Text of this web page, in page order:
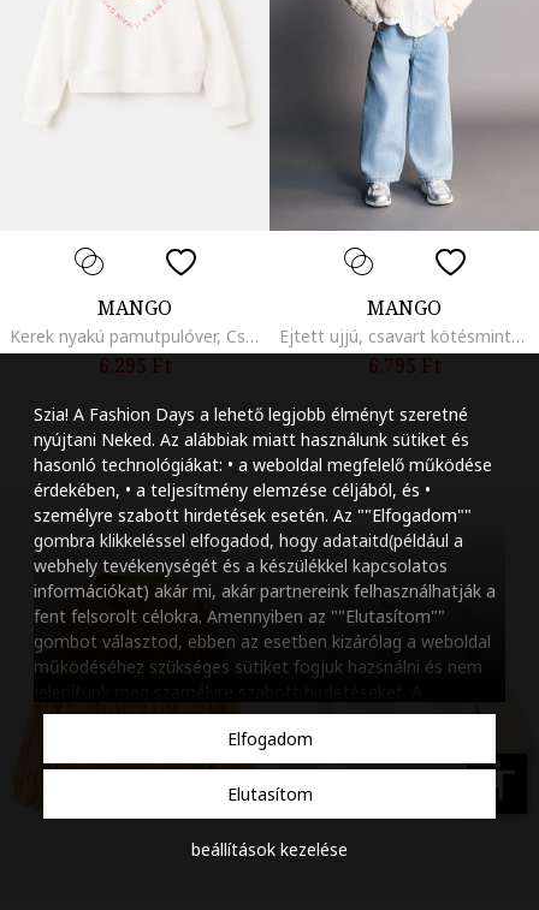
Szia! A Fashion Days a lehető legjobb élményt szeretné
nyújtani Neked. Az alábbiak miatt használunk sütiket és
hasonló technológiákat: • a weboldal megfelelő működése
érdekében, • a teljesítmény elemzése céljából, és •
személyre szabott hirdetések esetén. Az ""Elfogadom""
gombra klikkeléssel elfogadod, hogy adataitd(például a
webhely tevékenységét és a készülékkel kapcsolatos
információkat) akár mi, akár partnereink felhasználhatják a
fent felsorolt célokra. Amennyiben az ""Elutasítom""
gombot választod, ebben az esetben kizárólag a weboldal
működéséhez szükséges sütiket fogjuk hazsnálni és nem
beállításaidat bármikor módosíthatod, a ""Beállítások
kezelése"" gombra kattintva. Tudj meg többet
szabályzatunkról.
Elfogadom
Elutasítom
beállítások kezelése
MANGO
Kerek nyakú pamutpulóver, Csontszín/Rózsaszín
6.295 Ft
MANGO
Ejtett ujjú, csavart kötésmintájú kardigán, Bézs
6.795 Ft
accessibility
Szöveg méretének
Szóköz növelése
Szóköz csökkentése
Sortávolság
Sortávolság
Színek invertálása
Szürke
Nagy kurzor